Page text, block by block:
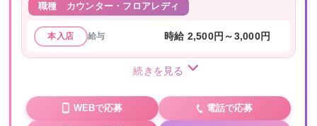
職種 カウンター・フロアレディ
本入店 給与 時給 2,500円～3,000円
続きを見る
WEBで応募 電話で応募